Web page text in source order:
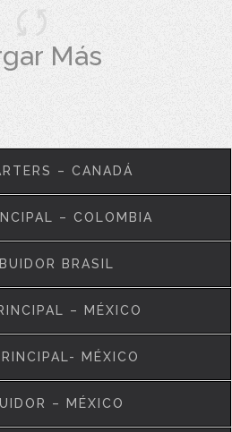
Más
– CANADÁ
– COLOMBIA
BRASIL
– MÉXICO
MÉXICO
– MÉXICO